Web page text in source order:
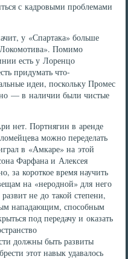
с кадровыми проблемами
у «Спартака» больше
Помимо
есть у Лоренцо
придумать что-
идеи, поскольку Промес
— в наличии были чистые
нет. Портнягин в аренде
можно переделать
в «Амкаре» на этой
Фарфана и Алексея
короткое время научить
на «неродной» для него
не до такой степени,
нападающим, способным
под передачу и оказать
должны быть развиты
этот навык удавалось